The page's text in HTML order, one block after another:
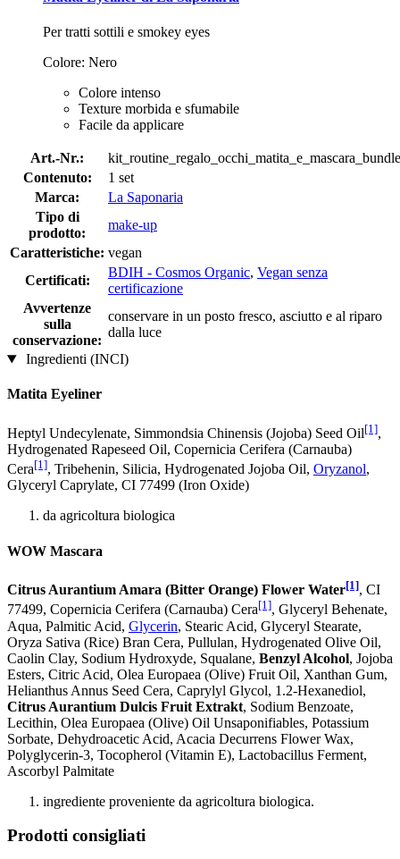
Per tratti sottili e smokey eyes
Colore: Nero
Colore intenso
Texture morbida e sfumabile
Facile da applicare
Art.-Nr.:
kit_routine_regalo_occhi_matita_e_mascara_bundle
Contenuto:
1 set
Marca:
La Saponaria
Tipo di
prodotto:
make-up
Caratteristiche: vegan
Certificati:
BDIH - Cosmos Organic, Vegan senza
certificazione
Avvertenze
sulla
conservazione:
conservare in un posto fresco, asciutto e al riparo
dalla luce
Ingredienti (INCI)
Matita Eyeliner
Heptyl Undecylenate, Simmondsia Chinensis (Jojoba) Seed Oil[1],
Hydrogenated Rapeseed Oil, Copernicia Cerifera (Carnauba)
Cera[1], Tribehenin, Silicia, Hydrogenated Jojoba Oil, Oryzanol,
Glyceryl Caprylate, CI 77499 (Iron Oxide)
da agricoltura biologica
WOW Mascara
Citrus Aurantium Amara (Bitter Orange) Flower Water[1], CI
77499, Copernicia Cerifera (Carnauba) Cera[1], Glyceryl Behenate,
Aqua, Palmitic Acid, Glycerin, Stearic Acid, Glyceryl Stearate,
Oryza Sativa (Rice) Bran Cera, Pullulan, Hydrogenated Olive Oil,
Caolin Clay, Sodium Hydroxyde, Squalane, Benzyl Alcohol, Jojoba
Esters, Citric Acid, Olea Europaea (Olive) Fruit Oil, Xanthan Gum,
Helianthus Annus Seed Cera, Caprylyl Glycol, 1.2-Hexanediol,
Citrus Aurantium Dulcis Fruit Extrakt, Sodium Benzoate,
Lecithin, Olea Europaea (Olive) Oil Unsaponifiables, Potassium
Sorbate, Dehydroacetic Acid, Acacia Decurrens Flower Wax,
Polyglycerin-3, Tocopherol (Vitamin E), Lactobacillus Ferment,
Ascorbyl Palmitate
ingrediente proveniente da agricoltura biologica.
Prodotti consigliati